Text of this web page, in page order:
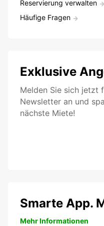
Reservierung verwalten
Häufige Fragen
Exklusive
Melden Sie sich jetzt
Newsletter an und
nächste Miete!
Smarte App.
Mehr Informationen